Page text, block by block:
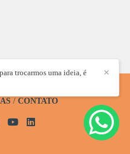
/ CONTATO
✕
trocarmos uma ideia, é